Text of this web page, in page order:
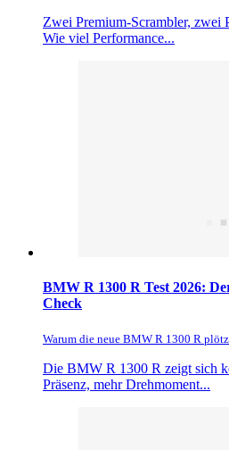
Zwei Premium-Scrambler, zwei
Wie viel Performance...
BMW R 1300 R Test 2026:
Check
Warum die neue BMW R 1300 R
Die BMW R 1300 R zeigt sich
Präsenz, mehr Drehmoment...